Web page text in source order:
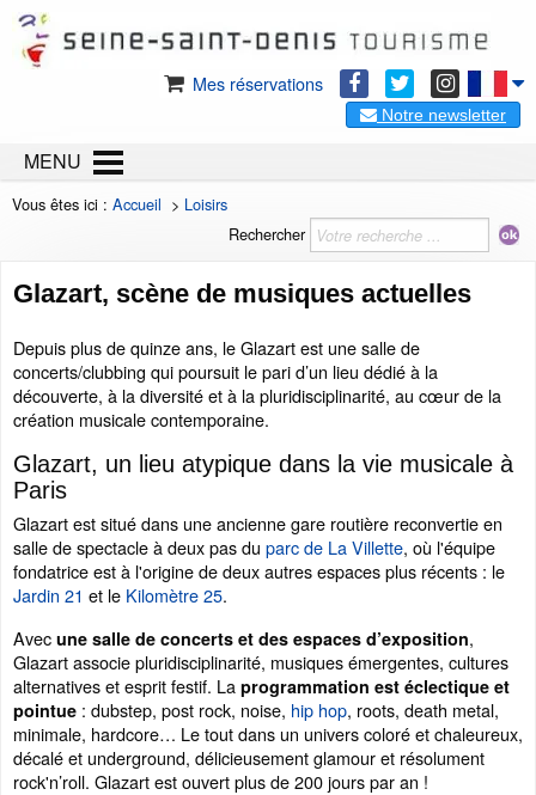
Mes réservations
Notre newsletter
MENU
Vous êtes ici : Accueil > Loisirs
Rechercher
Glazart, scène de musiques actuelles
Depuis plus de quinze ans, le Glazart est une salle de
concerts/clubbing qui poursuit le pari d’un lieu dédié à la
découverte, à la diversité et à la pluridisciplinarité, au cœur de la
création musicale contemporaine.
Glazart, un lieu atypique dans la vie musicale à
Paris
Glazart est situé dans une ancienne gare routière reconvertie en
salle de spectacle à deux pas du parc de La Villette, où l'équipe
fondatrice est à l'origine de deux autres espaces plus récents : le
Jardin 21 et le Kilomètre 25.
Avec une salle de concerts et des espaces d’exposition,
Glazart associe pluridisciplinarité, musiques émergentes, cultures
alternatives et esprit festif. La programmation est éclectique et
pointue : dubstep, post rock, noise, hip hop, roots, death metal,
minimale, hardcore… Le tout dans un univers coloré et chaleureux,
décalé et underground, délicieusement glamour et résolument
rock'n’roll. Glazart est ouvert plus de 200 jours par an !